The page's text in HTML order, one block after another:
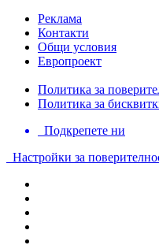
Реклама
Контакти
Общи условия
Европроект
Политика за
Политика за
Подкрепете ни
Настройки за